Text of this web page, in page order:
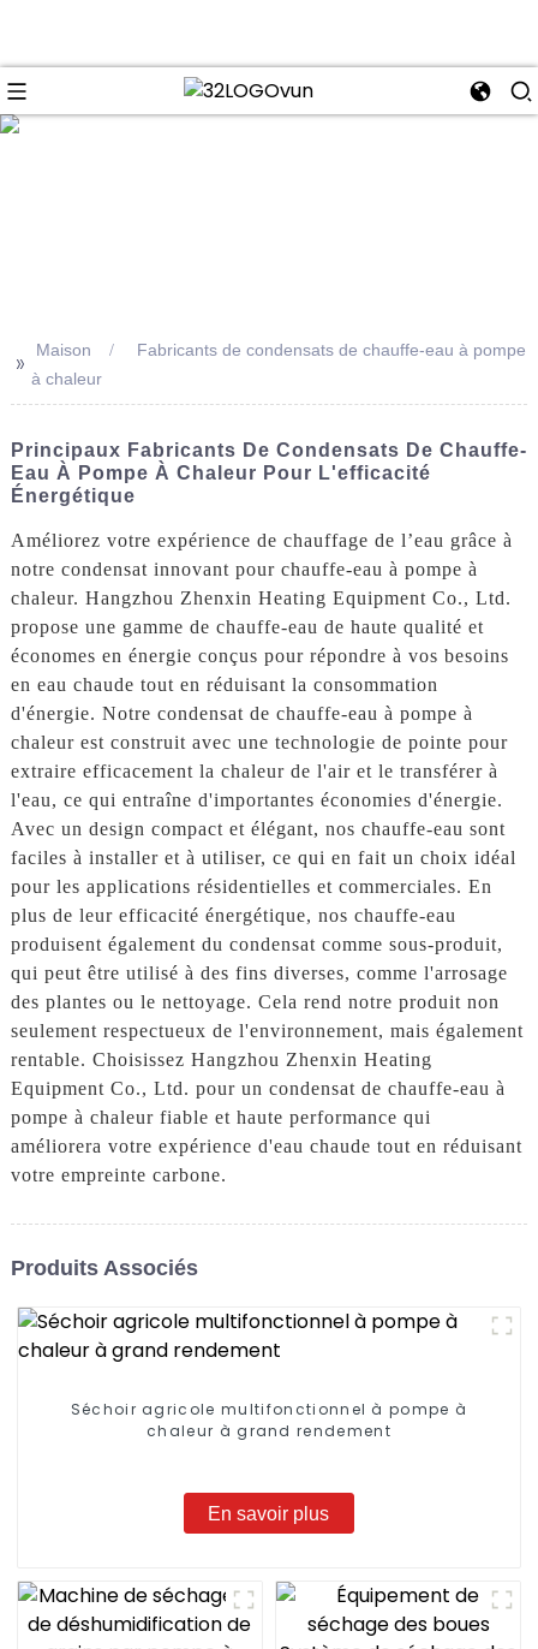
>> Maison
Fabricants de condensats de chauffe-eau à pompe
à chaleur
Principaux Fabricants De Condensats De Chauffe-
Eau À Pompe À Chaleur Pour L'efficacité
Énergétique
Améliorez votre expérience de chauffage de l’eau grâce à
notre condensat innovant pour chauffe-eau à pompe à
chaleur. Hangzhou Zhenxin Heating Equipment Co., Ltd.
propose une gamme de chauffe-eau de haute qualité et
économes en énergie conçus pour répondre à vos besoins
en eau chaude tout en réduisant la consommation
d'énergie. Notre condensat de chauffe-eau à pompe à
chaleur est construit avec une technologie de pointe pour
extraire efficacement la chaleur de l'air et le transférer à
l'eau, ce qui entraîne d'importantes économies d'énergie.
Avec un design compact et élégant, nos chauffe-eau sont
faciles à installer et à utiliser, ce qui en fait un choix idéal
pour les applications résidentielles et commerciales. En
plus de leur efficacité énergétique, nos chauffe-eau
produisent également du condensat comme sous-produit,
qui peut être utilisé à des fins diverses, comme l'arrosage
des plantes ou le nettoyage. Cela rend notre produit non
seulement respectueux de l'environnement, mais également
rentable. Choisissez Hangzhou Zhenxin Heating
Equipment Co., Ltd. pour un condensat de chauffe-eau à
pompe à chaleur fiable et haute performance qui
améliorera votre expérience d'eau chaude tout en réduisant
votre empreinte carbone.
Produits Associés
Séchoir agricole multifonctionnel à pompe à
chaleur à grand rendement
En savoir plus